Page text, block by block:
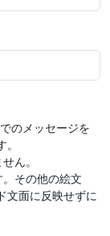
のメッセージを
ん。
その他の絵文
文面に反映せずに